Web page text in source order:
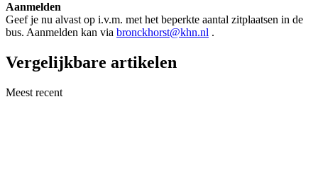
Aanmelden
Geef je nu alvast op i.v.m. met het beperkte aantal zitplaatsen in de
bus. Aanmelden kan via bronckhorst@khn.nl .
Vergelijkbare artikelen
Meest recent